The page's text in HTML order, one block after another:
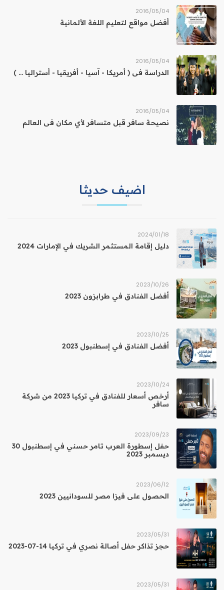
04‏/05‏/2016
أفضل مواقع لتعليم اللغة الألمانية
04‏/05‏/2016
الدراسة فى ( أمريكا - آسيا - أفريقيا - أستراليا ... )
04‏/05‏/2016
نصيحة سافر قبل متسافر لأي مكان فى العالم
اضيف حديثا
18‏/01‏/2024
دليل إقامة المستثمر الشريك في الإمارات 2024
26‏/10‏/2023
أفضل الفنادق في طرابزون 2023
25‏/10‏/2023
أفضل الفنادق في إسطنبول 2023
24‏/10‏/2023
أرخص أسعار للفنادق في تركيا 2023 من شركة
سافر
23‏/09‏/2023
حفل إسطورة العرب تامر حسني في إسطنبول 30
ديسمبر 2023
12‏/06‏/2023
الحصول على فيزا مصر للسودانيين 2023
31‏/05‏/2023
حجز تذاكر حفل أصالة نصري في تركيا 14-07-2023
31‏/05‏/2023